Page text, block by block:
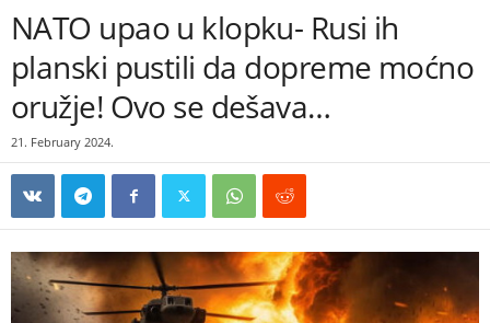
NATO upao u klopku- Rusi ih
planski pustili da dopreme moćno
oružje! Ovo se dešava…
21. February 2024.